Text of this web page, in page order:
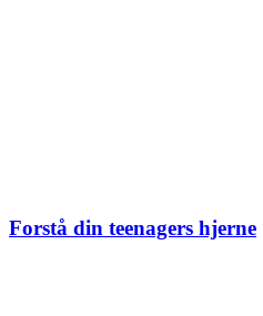
Forstå din teenagers hjerne